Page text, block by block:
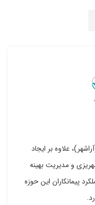
علاوه بر ایجاد
و مدیریت بهینه
پیمانکاران این حوزه